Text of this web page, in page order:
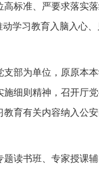
标准、严要求落实
学习教育入脑入心
部为单位，原原本
细则精神，召开厅
育有关内容纳入公
读书班、专家授课辅